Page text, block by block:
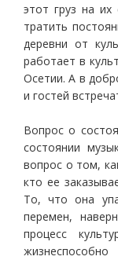
этот груз на
тратить
деревни от
работает в
Осетии. А в
и гостей
Вопрос о
состоянии
вопрос о том,
кто ее
То, что она
перемен,
процесс